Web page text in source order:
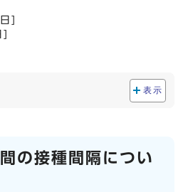
表示
の接種間隔につい